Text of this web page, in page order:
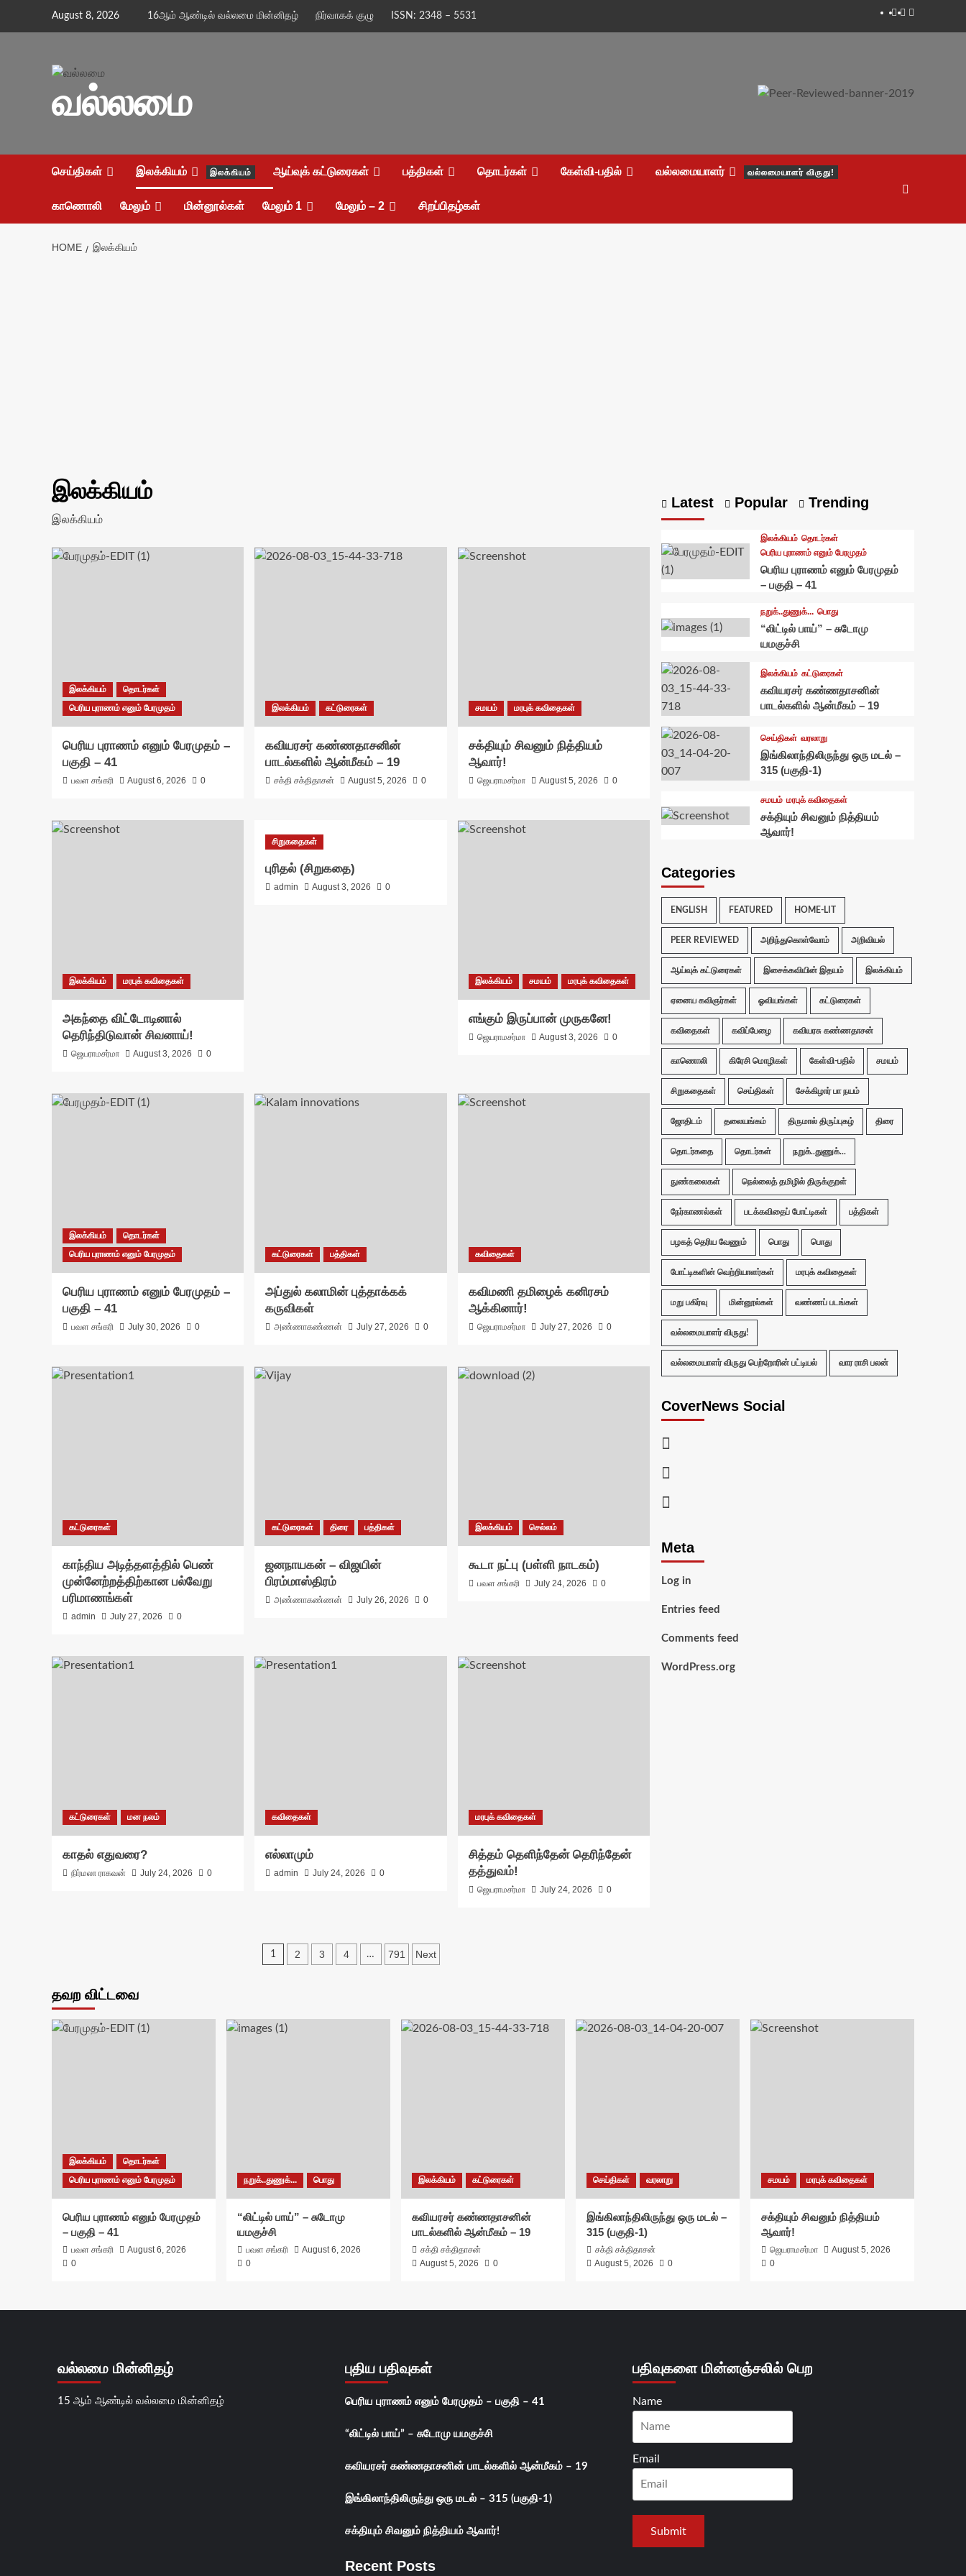
August 8, 2026 16ஆம் ஆண்டில் வல்லமை மின்னிதழ் நிர்வாகக் குழு ISSN: 2348 – 5531 Facebook
Twitter
Youtube
வல்லமை
செய்திகள் இலக்கியம் இலக்கியம் ஆய்வுக் கட்டுரைகள் பத்திகள் தொடர்கள் கேள்வி-பதில் வல்லமையாளர் வல்லமையாளர் விருது!
காணொலி மேலும் மின்னூல்கள் மேலும் 1 மேலும் – 2 சிறப்பிதழ்கள்
HOME இலக்கியம்
இலக்கியம்
இலக்கியம்
இலக்கியம்
தொடர்கள்
பெரிய புராணம் எனும் பேரமுதம்
பெரிய புராணம் எனும் பேரமுதம் –
பகுதி – 41
பவள சங்கரி August 6, 2026 0
இலக்கியம் கட்டுரைகள்
கவியரசர் கண்ணதாசனின்
பாடல்களில் ஆன்மீகம் – 19
சக்தி சக்திதாசன் August 5, 2026 0
சமயம் மரபுக் கவிதைகள்
சக்தியும் சிவனும் நித்தியம்
ஆவார்!
ஜெயராமசர்மா August 5, 2026 0
இலக்கியம் மரபுக் கவிதைகள்
அகந்தை விட்டோடினால்
தெரிந்திடுவான் சிவனாய்!
ஜெயராமசர்மா August 3, 2026 0
சிறுகதைகள்
புரிதல் (சிறுகதை)
admin August 3, 2026 0
இலக்கியம் சமயம் மரபுக் கவிதைகள்
எங்கும் இருப்பான் முருகனே!
ஜெயராமசர்மா August 3, 2026 0
இலக்கியம்
தொடர்கள்
பெரிய புராணம் எனும் பேரமுதம்
பெரிய புராணம் எனும் பேரமுதம் –
பகுதி – 41
பவள சங்கரி July 30, 2026 0
கட்டுரைகள் பத்திகள்
அப்துல் கலாமின் புத்தாக்கக்
கருவிகள்
அண்ணாகண்ணன் July 27, 2026 0
கவிதைகள்
கவிமணி தமிழைக் கனிரசம்
ஆக்கினார்!
ஜெயராமசர்மா July 27, 2026 0
கட்டுரைகள்
காந்திய அடித்தளத்தில் பெண்
முன்னேற்றத்திற்கான பல்வேறு
பரிமாணங்கள்
admin July 27, 2026 0
கட்டுரைகள் திரை பத்திகள்
ஜனநாயகன் – விஜயின்
பிரம்மாஸ்திரம்
அண்ணாகண்ணன் July 26, 2026 0
இலக்கியம் செல்லம்
கூடா நட்பு (பள்ளி நாடகம்)
பவள சங்கரி July 24, 2026 0
கட்டுரைகள் மன நலம்
காதல் எதுவரை?
நிர்மலா ராகவன் July 24, 2026 0
கவிதைகள்
எல்லாமும்
admin July 24, 2026 0
மரபுக் கவிதைகள்
சித்தம் தெளிந்தேன் தெரிந்தேன்
தத்துவம்!
ஜெயராமசர்மா July 24, 2026 0
Posts
1 2 3 4 … 791 Next
Latest Popular Trending
இலக்கியம் தொடர்கள்
பெரிய புராணம் எனும் பேரமுதம்
பெரிய புராணம் எனும் பேரமுதம்
– பகுதி – 41
நறுக்..துணுக்... பொது
“லிட்டில் பாய்” – சுடோமு
யமகுச்சி
இலக்கியம் கட்டுரைகள்
கவியரசர் கண்ணதாசனின்
பாடல்களில் ஆன்மீகம் – 19
செய்திகள் வரலாறு
இங்கிலாந்திலிருந்து ஒரு மடல் –
315 (பகுதி-1)
சமயம் மரபுக் கவிதைகள்
சக்தியும் சிவனும் நித்தியம்
ஆவார்!
Categories
ENGLISH FEATURED HOME-LIT
PEER REVIEWED அறிந்துகொள்வோம் அறிவியல்
ஆய்வுக் கட்டுரைகள் இசைக்கவியின் இதயம் இலக்கியம்
ஏனைய கவிஞர்கள் ஓவியங்கள் கட்டுரைகள்
கவிதைகள் கவிப்பேழை கவியரசு கண்ணதாசன்
காணொலி கிரேசி மொழிகள் கேள்வி-பதில் சமயம்
சிறுகதைகள் செய்திகள் சேக்கிழார் பா நயம்
ஜோதிடம் தலையங்கம் திருமால் திருப்புகழ் திரை
தொடர்கதை தொடர்கள் நறுக்..துணுக்...
நுண்கலைகள் நெல்லைத் தமிழில் திருக்குறள்
நேர்காணல்கள் படக்கவிதைப் போட்டிகள் பத்திகள்
பழகத் தெரிய வேணும் பொது பொது
போட்டிகளின் வெற்றியாளர்கள் மரபுக் கவிதைகள்
மறு பகிர்வு மின்னூல்கள் வண்ணப் படங்கள்
வல்லமையாளர் விருது!
வல்லமையாளர் விருது பெற்றோரின் பட்டியல் வார ராசி பலன்
CoverNews Social
Meta
Log in
Entries feed
Comments feed
WordPress.org
தவற விட்டவை
இலக்கியம்
தொடர்கள்
பெரிய புராணம் எனும் பேரமுதம்
பெரிய புராணம் எனும் பேரமுதம்
– பகுதி – 41
பவள சங்கரி
August 6, 2026
0
நறுக்..துணுக்... பொது
“லிட்டில் பாய்” – சுடோமு
யமகுச்சி
பவள சங்கரி
August 6, 2026
0
இலக்கியம் கட்டுரைகள்
கவியரசர் கண்ணதாசனின்
பாடல்களில் ஆன்மீகம் – 19
சக்தி சக்திதாசன்
August 5, 2026
0
செய்திகள் வரலாறு
இங்கிலாந்திலிருந்து ஒரு மடல் –
315 (பகுதி-1)
சக்தி சக்திதாசன்
August 5, 2026
0
சமயம் மரபுக் கவிதைகள்
சக்தியும் சிவனும் நித்தியம்
ஆவார்!
ஜெயராமசர்மா
August 5, 2026
0
வல்லமை மின்னிதழ்
15 ஆம் ஆண்டில் வல்லமை மின்னிதழ்
புதிய பதிவுகள்
பெரிய புராணம் எனும் பேரமுதம் – பகுதி – 41
“லிட்டில் பாய்” – சுடோமு யமகுச்சி
கவியரசர் கண்ணதாசனின் பாடல்களில் ஆன்மீகம் – 19
இங்கிலாந்திலிருந்து ஒரு மடல் – 315 (பகுதி-1)
சக்தியும் சிவனும் நித்தியம் ஆவார்!
Recent Posts
பதிவுகளை மின்னஞ்சலில் பெற
Name
Email